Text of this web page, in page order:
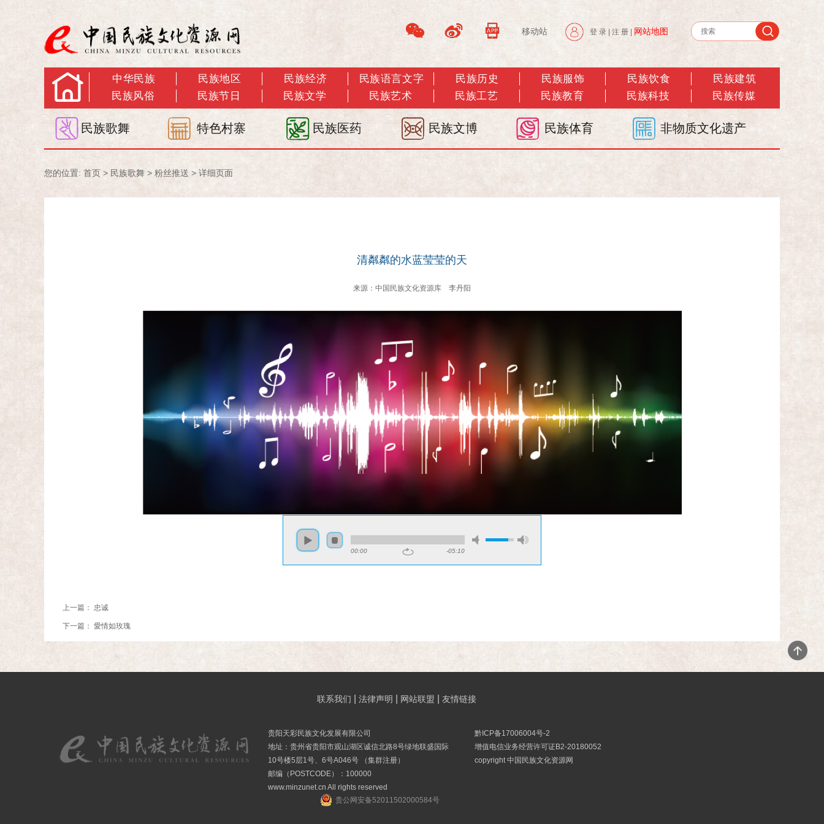
移动站 登 录 注 册 网站地图
中华民族 民族地区 民族经济 民族语言文字 民族历史 民族服饰 民族饮食
民族建筑
民族风俗
民族节日 民族文学 民族艺术 民族工艺 民族教育 民族科技 民族传媒
民族歌舞 特色村寨 民族医药 民族文博 民族体育 非物质文化遗产
您的位置: 首页 > 民族歌舞 > 粉丝推送 > 详细页面
清粼粼的水蓝莹莹的天
来源：中国民族文化资源库 李丹阳
00:00 -05:10
上一篇： 忠诚
下一篇： 愛情如玫瑰
联系我们 法律声明 网站联盟 友情链接
贵阳天彩民族文化发展有限公司
地址：贵州省贵阳市观山湖区诚信北路8号绿地联盛国际
10号楼5层1号、6号A046号 （集群注册）
邮编（POSTCODE）：100000
www.minzunet.cn All rights reserved
黔ICP备17006004号-2
增值电信业务经营许可证B2-20180052
copyright 中国民族文化资源网
贵公网安备52011502000584号